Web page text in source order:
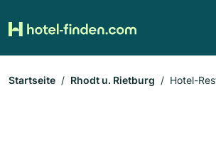
Startseite Rhodt u. Rietburg
Hotel-